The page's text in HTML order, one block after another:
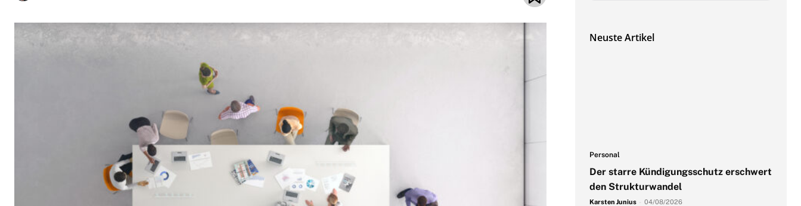
Neuste Artikel
Personal
Der starre Kündigungsschutz erschwert
den Strukturwandel
Karsten Junius 04/08/2026